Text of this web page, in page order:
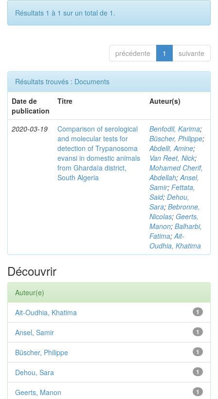
Résultats 1 à 1 sur un total de 1.
précédente 1 suivante
Résultats trouvés : Documents
Date de
publication
Titre Auteur(s)
2020-03-19
Comparison of serological
and molecular tests for
detection of Trypanosoma
evansi in domestic animals
from Ghardaïa district,
South Algeria
Benfodil, Karima;
Büscher, Philippe;
Abdelli, Amine;
Van Reet, Nick;
Mohamed Cherif,
Abdellah;Ansel,
Samir; Fettata,
Said; Dehou,
Sara; Bebronne,
Nicolas; Geerts,
Manon; Balharbi,
Fatima;Ait-
Oudhia, Khatima
Découvrir
Auteur(e)
1
Ait-Oudhia, Khatima
1
Ansel, Samir
1
Büscher, Philippe
1
Dehou, Sara
1
Geerts, Manon